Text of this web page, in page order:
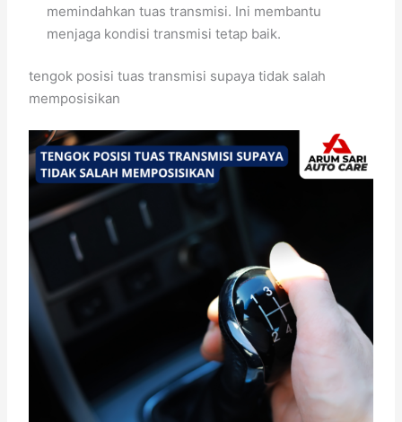
memindahkan tuas transmisi. Ini membantu
menjaga kondisi transmisi tetap baik.
tengok posisi tuas transmisi supaya tidak salah
memposisikan